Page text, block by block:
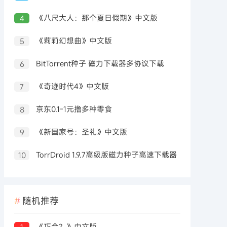
4 《八尺大人：那个夏日假期》中文版
5 《莉莉幻想曲》中文版
6 BitTorrent种子 磁力下载器多协议下载
7 《奇迹时代4》中文版
8 京东0.1-1元撸多种零食
9 《新国家号：圣礼》中文版
10 TorrDroid 1.9.7高级版磁力种子高速下载器
随机推荐